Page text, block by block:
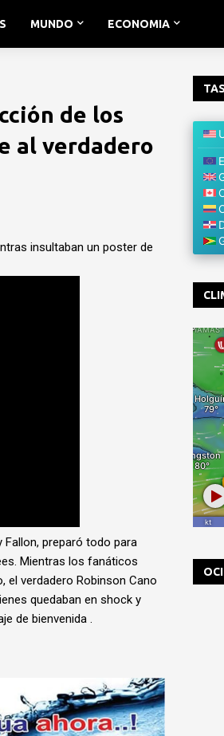
MUNDO ECONOMIA
de los
al verdadero
insultaban un poster de
preparó todo para
Mientras los fanáticos
el verdadero Robinson Cano
quedaban en shock y
de bienvenida .